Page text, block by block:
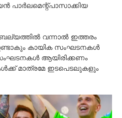
പാർലമെന്റ്പാസാക്കിയ
വന്നാൽ ഇത്തരം
കായിക സംഘടനകൾ
ആയിരിക്കണം
മാത്രമേ ഇടപെടലുകളും